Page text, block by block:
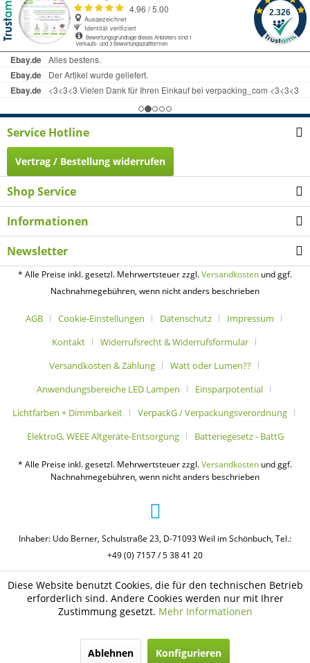
Service Hotline
Vertrag / Bestellung widerrufen
Shop Service
Informationen
Newsletter
* Alle Preise inkl. gesetzl. Mehrwertsteuer zzgl.Versandkosten und ggf.
Nachnahmegebühren, wenn nicht anders beschrieben
AGB Cookie-Einstellungen Datenschutz
Impressum
Kontakt
Widerrufsrecht & Widerrufsformular
Versandkosten & Zahlung
Watt oder Lumen??
Anwendungsbereiche LED Lampen
Einsparpotential
Lichtfarben + Dimmbarkeit
VerpackG / Verpackungsverordnung
ElektroG, WEEE Altgeräte-Entsorgung
Batteriegesetz - BattG
* Alle Preise inkl. gesetzl. Mehrwertsteuer zzgl.Versandkosten und ggf.
Nachnahmegebühren, wenn nicht anders beschrieben
Inhaber: Udo Berner, Schulstraße 23, D-71093 Weil im Schönbuch, Tel.:
+49 (0) 7157 / 5 38 41 20
Diese Website benutzt Cookies, die für den technischen Betrieb
erforderlich sind. Andere Cookies werden nur mit Ihrer
Zustimmung gesetzt. Mehr Informationen
Ablehnen Konfigurieren